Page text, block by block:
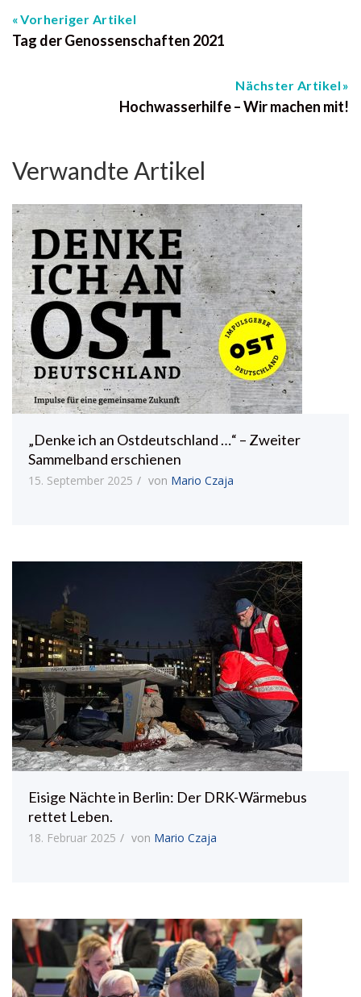
Vorheriger Artikel
Tag der Genossenschaften 2021
Nächster Artikel
Hochwasserhilfe – Wir machen mit!
Verwandte Artikel
„Denke ich an Ostdeutschland …“ – Zweiter
Sammelband erschienen
15. September 2025 von Mario Czaja
Eisige Nächte in Berlin: Der DRK-Wärmebus
rettet Leben.
18. Februar 2025 von Mario Czaja